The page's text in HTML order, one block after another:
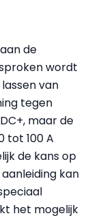
de
wordt
van
tegen
maar de
tot 100 A
de kans op
kan
het mogelijk